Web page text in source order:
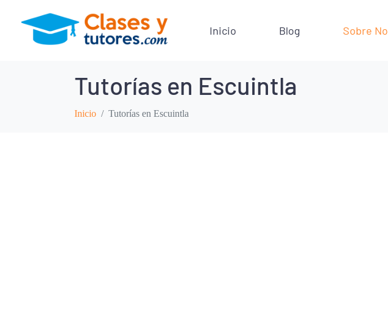
Inicio Blog Sobre
Tutorías en Escuintla
Inicio Tutorías en Escuintla